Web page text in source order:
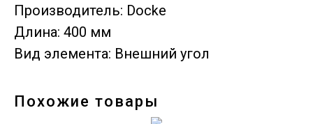
Производитель: Docke
Длина: 400 мм
Вид элемента: Внешний угол
Похожие товары